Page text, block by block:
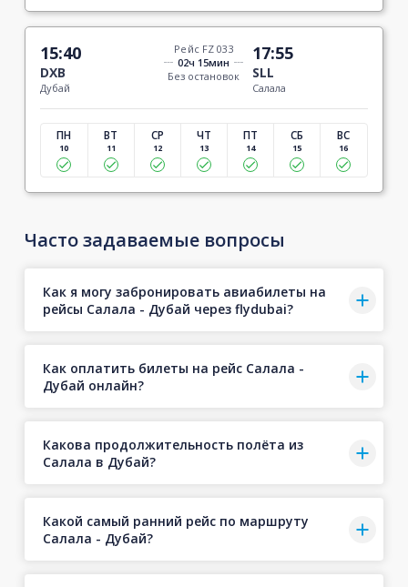
15:40
DXB
Дубай
Рейс FZ 033
02ч 15мин
Без остановок
17:55
SLL
Салала
ПН
10
ВТ
11
СР
12
ЧТ
13
ПТ
14
СБ
15
ВС
16
Часто задаваемые вопросы
Как я могу забронировать авиабилеты на
рейсы Салала - Дубай через flydubai?
Как оплатить билеты на рейс Салала -
Дубай онлайн?
Какова продолжительность полёта из
Салала в Дубай?
Какой самый ранний рейс по маршруту
Салала - Дубай?